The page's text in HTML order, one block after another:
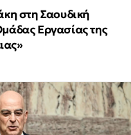
στη Σαουδική
Εργασίας της